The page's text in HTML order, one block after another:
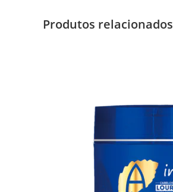
Produtos relacionados